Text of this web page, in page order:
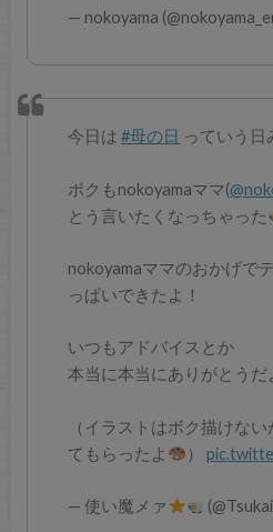
— nokoyama
今日は#母の日 っていう日
ボクもnokoyamaママ(
とう言いたくなっちゃった
nokoyamaママのおかげで
っぱいできたよ！
いつもアドバイスとか
本当に本当にありがとうだ
（イラストはボク描けな
てもらったよ
）
— 使い魔メァ